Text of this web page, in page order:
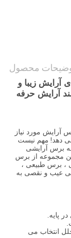
محصول
زیبا و
آرایش حرفه
آرایش مورد نیاز
دهد! مهم نیست
برس آرایشی
مجموعه از برس
، برس طبیعی ،
عیب و نقصی به
پایه.
انتخاب می